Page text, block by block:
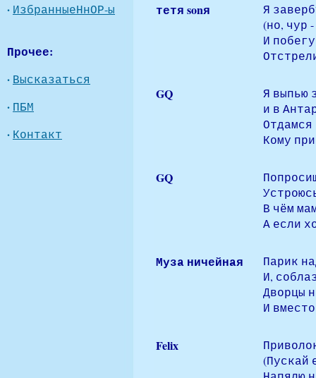
· ИзбранныеНнОР-ы
Прочее:
· Высказаться
· ПБМ
· Контакт
тетя sonя
Я
(но, чур
И
GQ
Я выпью
и в
Отдамся
Кому
GQ
В чём
А если
Муза ничейная
Парик
И,
Дворцы
И
Felix
(Пускай